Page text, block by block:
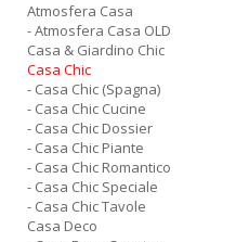
Atmosfera Casa
- Atmosfera Casa OLD
Casa & Giardino Chic
Casa Chic
- Casa Chic (Spagna)
- Casa Chic Cucine
- Casa Chic Dossier
- Casa Chic Piante
- Casa Chic Romantico
- Casa Chic Speciale
- Casa Chic Tavole
Casa Deco